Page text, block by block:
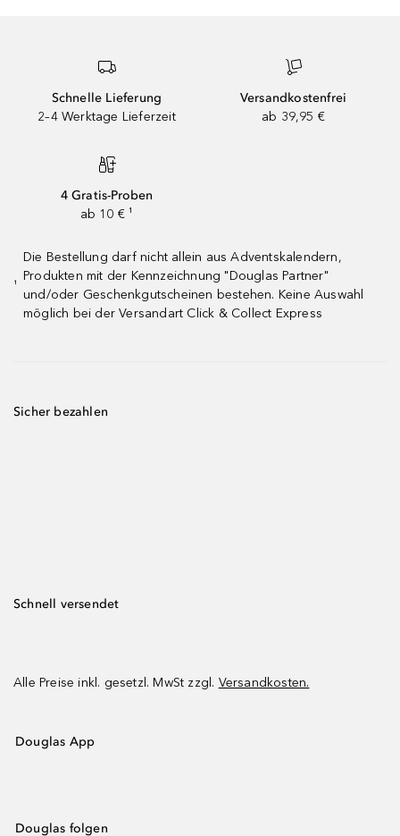
Schnelle Lieferung
2–4 Werktage Lieferzeit
Versandkostenfrei
ab 39,95 €
4 Gratis-Proben
ab 10 € ¹
¹
Die Bestellung darf nicht allein aus Adventskalendern,
Produkten mit der Kennzeichnung "Douglas Partner"
und/oder Geschenkgutscheinen bestehen. Keine Auswahl
möglich bei der Versandart Click & Collect Express
Sicher bezahlen
Schnell versendet
Alle Preise inkl. gesetzl. MwSt zzgl. Versandkosten.
Douglas App
Douglas folgen